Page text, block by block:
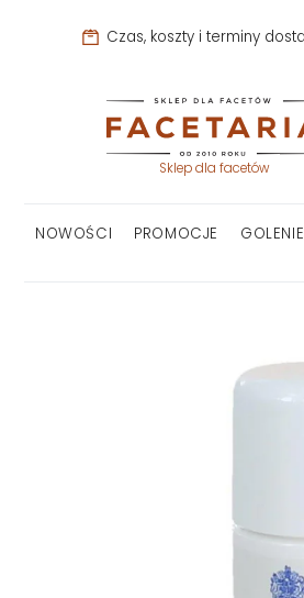
Czas, koszty i terminy
Sklep dla facetów
NOWOŚCI PROMOCJE GOLENIE